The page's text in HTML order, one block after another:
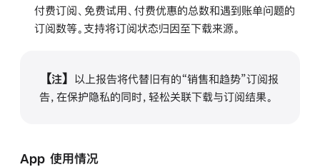
付费订阅、免费试用、付费优惠的总数和遇到账单问题的
订阅数等。支持将订阅状态归因至下载来源。
【注】 以上报告将代替旧有的“销售和趋势”订阅报
告，在保护隐私的同时，轻松关联下载与订阅结果。
App 使用情况